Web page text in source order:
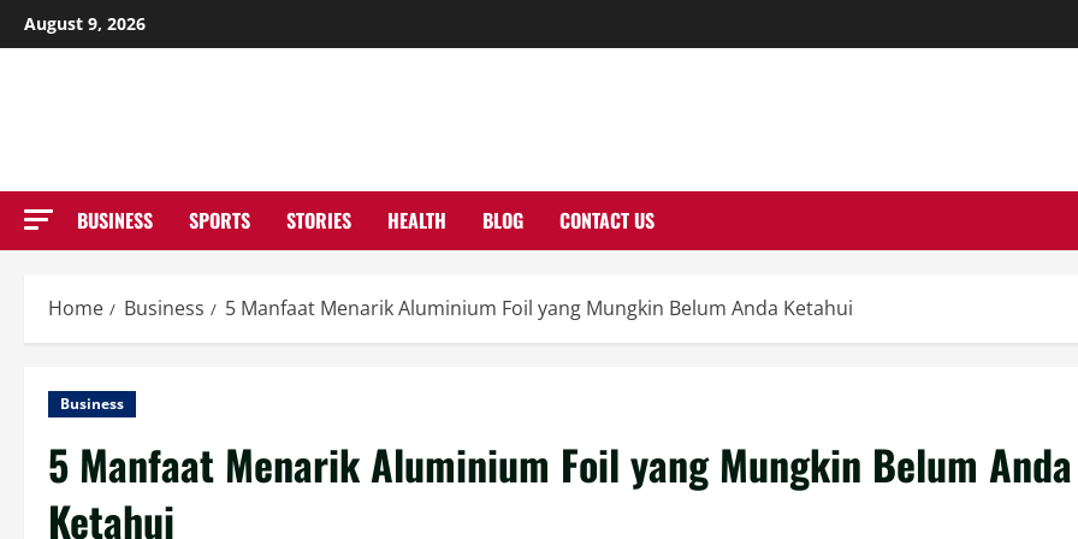
Skip
to
August 9, 2026
BUSINESS SPORTS STORIES HEALTH BLOG CONTACT US
Home Business 5 Manfaat Menarik Aluminium Foil yang Mungkin Belum Anda Ketahui
Business
5 Manfaat Menarik Aluminium Foil yang Mungkin Belum Anda
Ketahui